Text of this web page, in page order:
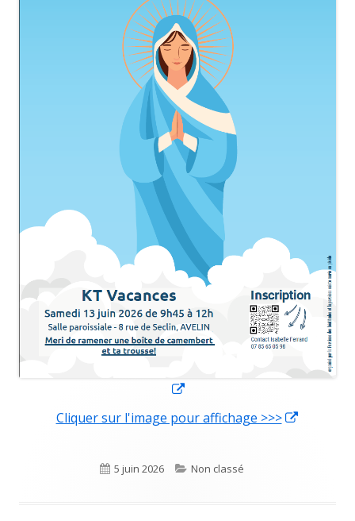
dans
fenêtre
Cliquer sur l'image pour affichage >>>
Publié
5 juin 2026 Catégories
Non classé